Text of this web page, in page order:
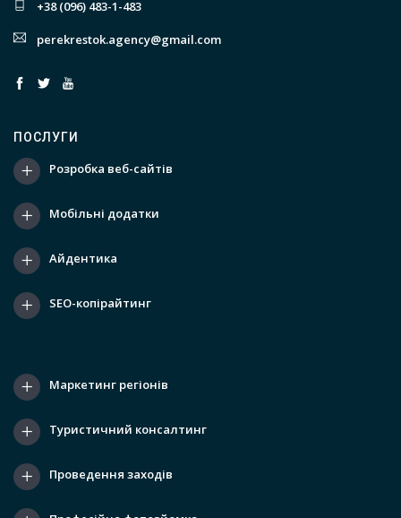
+38 (096) 483-1-483
perekrestok.agency@gmail.com
ПОСЛУГИ
Розробка веб-сайтів
Мобільні додатки
Айдентика
SEO-копірайтинг
Маркетинг регіонів
Туристичний консалтинг
Проведення заходів